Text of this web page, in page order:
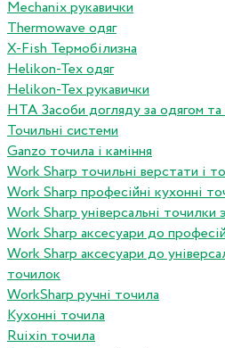
Mechanix рукавички
Thermowave одяг
X-Fish Термобілизна
Helikon-Tex одяг
Helikon-Tex рукавички
HTA Засоби догляду за одягом та
Точильні системи
Ganzo точила і каміння
Work Sharp точильні верстати і
Work Sharp професiйнi кухоннi
Work Sharp унiверсальнi точилки
Work Sharp аксесуари до
Work Sharp аксесуари до
точилок
WorkSharp ручні точила
Кухонні точила
Ruixin точила